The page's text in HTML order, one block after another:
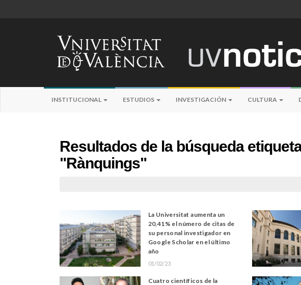
INSTITUCIONAL ESTUDIOS INVESTIGACIÓN CULTURA
Resultados de la búsqueda
"Rànquings"
La Universitat aumenta un
20,41% el número de citas de
su personal investigador en
Google Scholar en el último
año
01/02/23
Cuatro científicos de la